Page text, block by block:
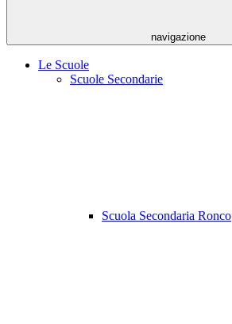
navigazione
Le Scuole
Scuole Secondarie
Scuola Secondaria Ronco